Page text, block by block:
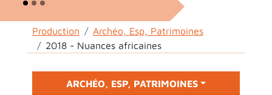
Fil d'Ariane
Production
Archéo, Esp, Patrimoines
2018 - Nuances africaines
Main menu
ARCHÉO, ESP, PATRIMOINES